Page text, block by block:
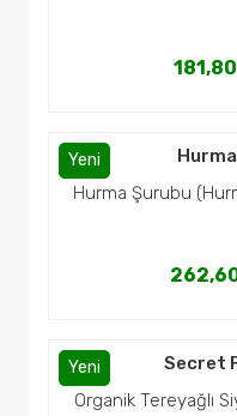
Yeni
Hurma Şurubu
Yeni
Secret
Organik Tereyağlı